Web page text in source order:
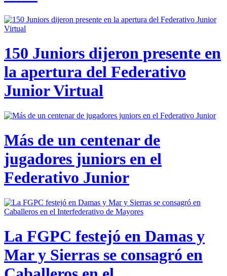
150 Juniors dijeron presente en
la apertura del Federativo
Junior Virtual
Más de un centenar de
jugadores juniors en el
Federativo Junior
La FGPC festejó en Damas y
Mar y Sierras se consagró en